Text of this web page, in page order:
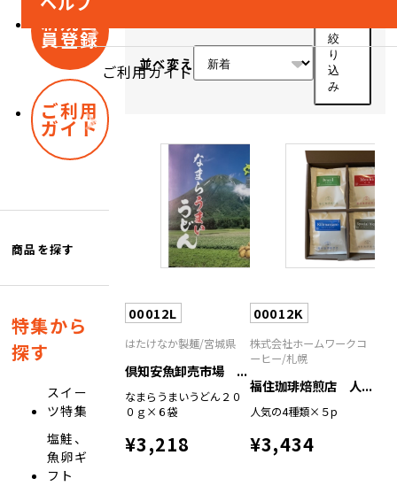
ご利用ガイド
新規会
員登録
ご利用
ガイド
商品を探す
特集から
探す
スイー
ツ特集
塩鮭、
魚卵ギ
フト
並べ変え
絞
り
込
み
00012L
はたけなか製麺/宮城県
倶知安魚卸売市場 ...
なまらうまいうどん２０
０ｇ×６袋
¥3,218
00012K
株式会社ホームワークコ
ーヒー/札幌
福住珈琲焙煎店 人...
人気の4種類×５p
¥3,434